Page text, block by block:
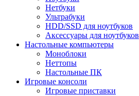
Нетбуки
Ультрабуки
HDD/SSD для ноутбуков
Аксессуары для ноутбуков
Настольные компьютеры
Моноблоки
Неттопы
Настольные ПК
Игровые консоли
Игровые приставки